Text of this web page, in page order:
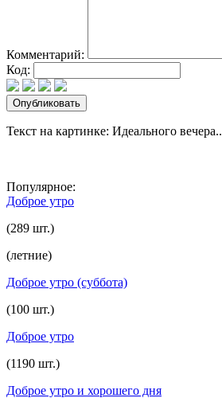
Комментарий:
Код:
Текст на картинке: Идеального вечера..
Популярное:
Доброе утро
(289 шт.)
(летние)
Доброе утро (суббота)
(100 шт.)
Доброе утро
(1190 шт.)
Доброе утро и хорошего дня